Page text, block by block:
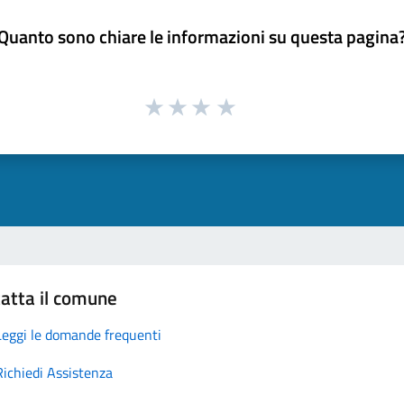
sono chiare le informazioni su questa
il comune
le domande frequenti
Assistenza